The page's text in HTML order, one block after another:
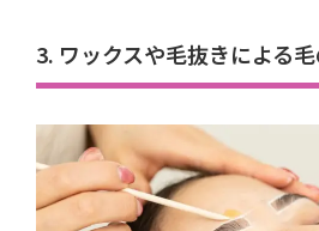
3. ワックスや毛抜きによる